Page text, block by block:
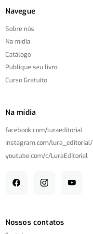
Navegue
Sobre nós
Na mídia
Catálogo
Publique seu livro
Curso Gratuito
Na mídia
facebook.com/luraeditorial
instagram.com/lura_editorial/
youtube.com/c/LuraEditorial
Nossos contatos